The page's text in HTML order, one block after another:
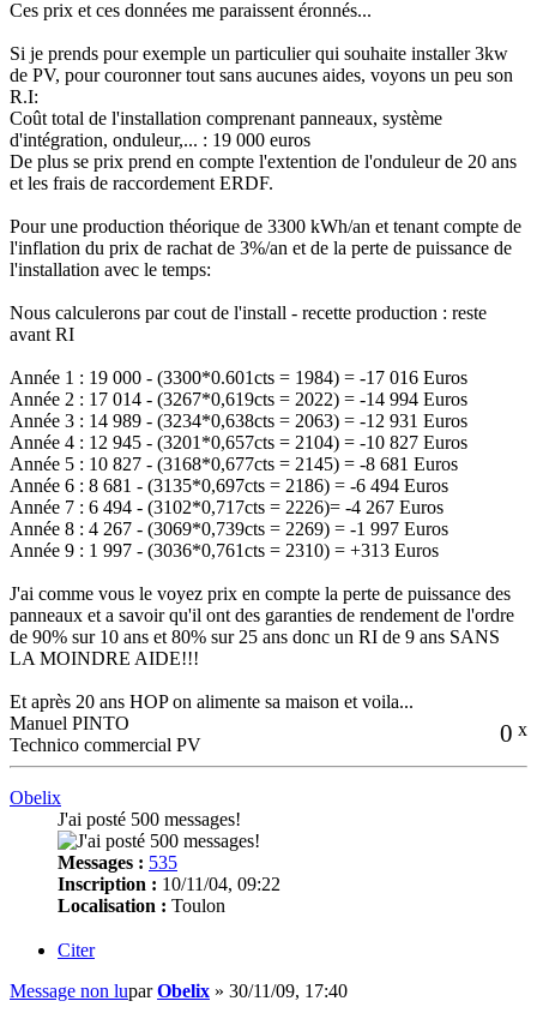
Ces prix et ces données me paraissent éronnés...
Si je prends pour exemple un particulier qui souhaite installer 3kw
de PV, pour couronner tout sans aucunes aides, voyons un peu son
R.I:
Coût total de l'installation comprenant panneaux, système
d'intégration, onduleur,... : 19 000 euros
De plus se prix prend en compte l'extention de l'onduleur de 20 ans
et les frais de raccordement ERDF.
Pour une production théorique de 3300 kWh/an et tenant compte de
l'inflation du prix de rachat de 3%/an et de la perte de puissance de
l'installation avec le temps:
Nous calculerons par cout de l'install - recette production : reste
avant RI
Année 1 : 19 000 - (3300*0.601cts = 1984) = -17 016 Euros
Année 2 : 17 014 - (3267*0,619cts = 2022) = -14 994 Euros
Année 3 : 14 989 - (3234*0,638cts = 2063) = -12 931 Euros
Année 4 : 12 945 - (3201*0,657cts = 2104) = -10 827 Euros
Année 5 : 10 827 - (3168*0,677cts = 2145) = -8 681 Euros
Année 6 : 8 681 - (3135*0,697cts = 2186) = -6 494 Euros
Année 7 : 6 494 - (3102*0,717cts = 2226)= -4 267 Euros
Année 8 : 4 267 - (3069*0,739cts = 2269) = -1 997 Euros
Année 9 : 1 997 - (3036*0,761cts = 2310) = +313 Euros
J'ai comme vous le voyez prix en compte la perte de puissance des
panneaux et a savoir qu'il ont des garanties de rendement de l'ordre
de 90% sur 10 ans et 80% sur 25 ans donc un RI de 9 ans SANS
LA MOINDRE AIDE!!!
Et après 20 ans HOP on alimente sa maison et voila...
0 x
Manuel PINTO
Technico commercial PV
Obelix
J'ai posté 500 messages!
Messages : 535
Inscription : 10/11/04, 09:22
Localisation : Toulon
Citer
Message non luparObelix » 30/11/09, 17:40